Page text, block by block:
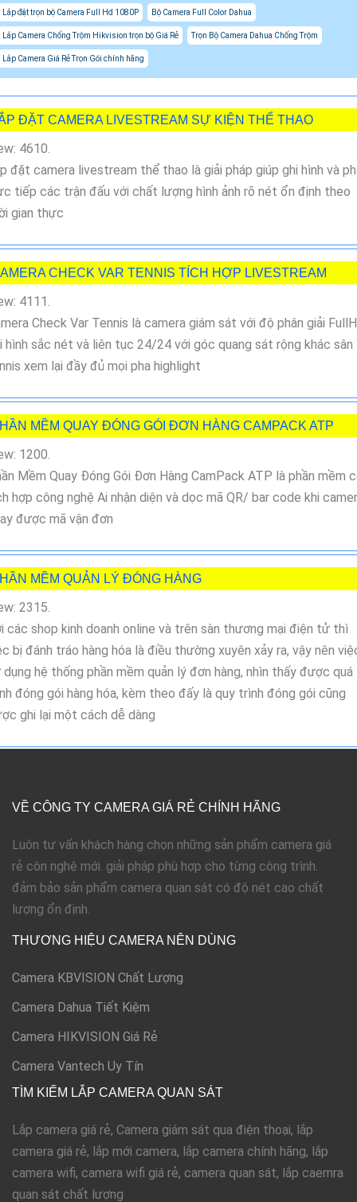
Lắp đặt trọn bộ Camera Full Hd 1080P Bộ Camera Full Color Dahua
Lắp Camera Chống Trộm Hikvision trọn bộ Giá Rẻ Trọn Bộ Camera Dahua Chống Trộm
Lắp Camera Giá Rẻ Trọn Gói chính hãng
ĐẶT CAMERA LIVESTREAM SỰ KIỆN THỂ THAO
4610.
đặt camera livestream thể thao là giải pháp giúp ghi hình và
tiếp các trận đấu với chất lượng hình ảnh rõ nét ổn định theo
gian thực
CHECK VAR TENNIS TÍCH HỢP LIVESTREAM
4111.
Check Var Tennis là camera giám sát với độ phân giải
hình sắc nét và liên tục 24/24 với góc quang sát rộng khác sân
xem lại đầy đủ mọi pha highlight
MỀM QUAY ĐÓNG GÓI ĐƠN HÀNG CAMPACK ATP
1200.
Mềm Quay Đóng Gói Đơn Hàng CamPack ATP là phần mềm
hợp công nghệ Ai nhận diện và dọc mã QR/ bar code khi
được mã vận đơn
MỀM QUẢN LÝ ĐÓNG HÀNG
2315.
các shop kinh doanh online và trên sàn thương mại điện tử thì
bị đánh tráo hàng hóa là điều thường xuyên xảy ra, vậy nên
dụng hệ thống phần mềm quản lý đơn hàng, nhìn thấy được quá
đóng gói hàng hóa, kèm theo đấy là quy trình đóng gói cũng
ghi lại một cách dễ dàng
VỀ CÔNG TY CAMERA GIÁ RẺ CHÍNH HÃNG
Luôn tư vấn khách hàng chọn những sản phẩm camera giá
rẻ côn nghệ mới. giải pháp phù hợp cho từng công trình.
đảm bảo sản phẩm camera quan sát có độ nét cao chất
lượng ổn định.
THƯƠNG HIỆU CAMERA NÊN DÙNG
Camera KBVISION Chất Lượng
Camera Dahua Tiết Kiệm
Camera HIKVISION Giá Rẻ
Camera Vantech Uy Tín
TÌM KIẾM LẮP CAMERA QUAN SÁT
Lắp camera giá rẻ, Camera giám sát qua điện thoại, lắp
camera giá rẻ, lắp mới camera, lắp camera chính hãng, lắp
camera wifi, camera wifi giá rẻ, camera quan sát, lắp caemra
quan sát chất lượng